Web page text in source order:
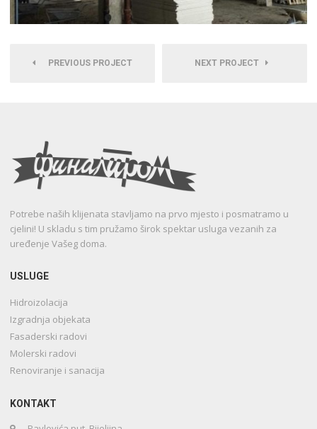
PREVIOUS PROJECT NEXT PROJECT
Potrebe naših klijenata stavljamo na prvo mjesto i posmatramo u
cjelini! U skladu s tim pružamo širok spektar usluga vezanih za
uređenje Vašeg doma.
USLUGE
Hidroizolacija
Izgradnja objekata
Fasaderski radovi
Molerski radovi
Renoviranje i sanacija
KONTAKT